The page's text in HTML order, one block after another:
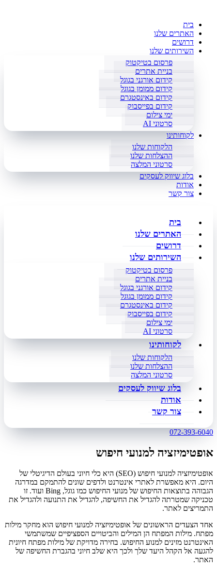
בית
האתרים שלנו
דרושים
השירותים שלנו
פרסום בטיקטוק
בניית אתרים
קידום אורגני בגוגל
קידום ממומן בגוגל
קידום באינסטגרם
קידום בפייסבוק
ימי צילום
סרטוני AI
לקוחותינו
הלקוחות שלנו
ההצלחות שלנו
סרטוני המלצה
בלוג שיווק לעסקים
אודות
צור קשר
בית
האתרים שלנו
דרושים
השירותים שלנו
פרסום בטיקטוק
בניית אתרים
קידום אורגני בגוגל
קידום ממומן בגוגל
קידום באינסטגרם
קידום בפייסבוק
ימי צילום
סרטוני AI
לקוחותינו
הלקוחות שלנו
ההצלחות שלנו
סרטוני המלצה
בלוג שיווק לעסקים
אודות
צור קשר
072-393-6040
אופטימיזציה למנועי חיפוש
אופטימיזציה למנועי חיפוש (SEO) היא כלי חיוני בעולם הדיגיטלי של
היום. היא מאפשרת לאתרי אינטרנט ולדפים שונים להתמקם במדרגה
הגבוהה בתוצאות החיפוש של מנועי החיפוש כמו גוגל, Bing ועוד. זו
טכניקה שמטרתה להגדיל את החשיפה, להגדיל את התנועה ולהגדיל את
התמריצים לאתר.
אחד הצעדים הראשונים של אופטימיזציה למנועי חיפוש הוא מחקר מילות
מפתח. מילות המפתח הן המילים והביטויים הספציפיים שמשתמשי
האינטרנט מזינים למנוע החיפוש. בחירה מדויקת של מילות מפתח חיונית
להגעה אל הקהל היעד שלך ולכך היא שלב חיוני בהגברת החשיפה של
האתר.